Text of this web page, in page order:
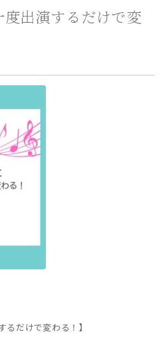
度出演するだけで変
るだけで変わる！】